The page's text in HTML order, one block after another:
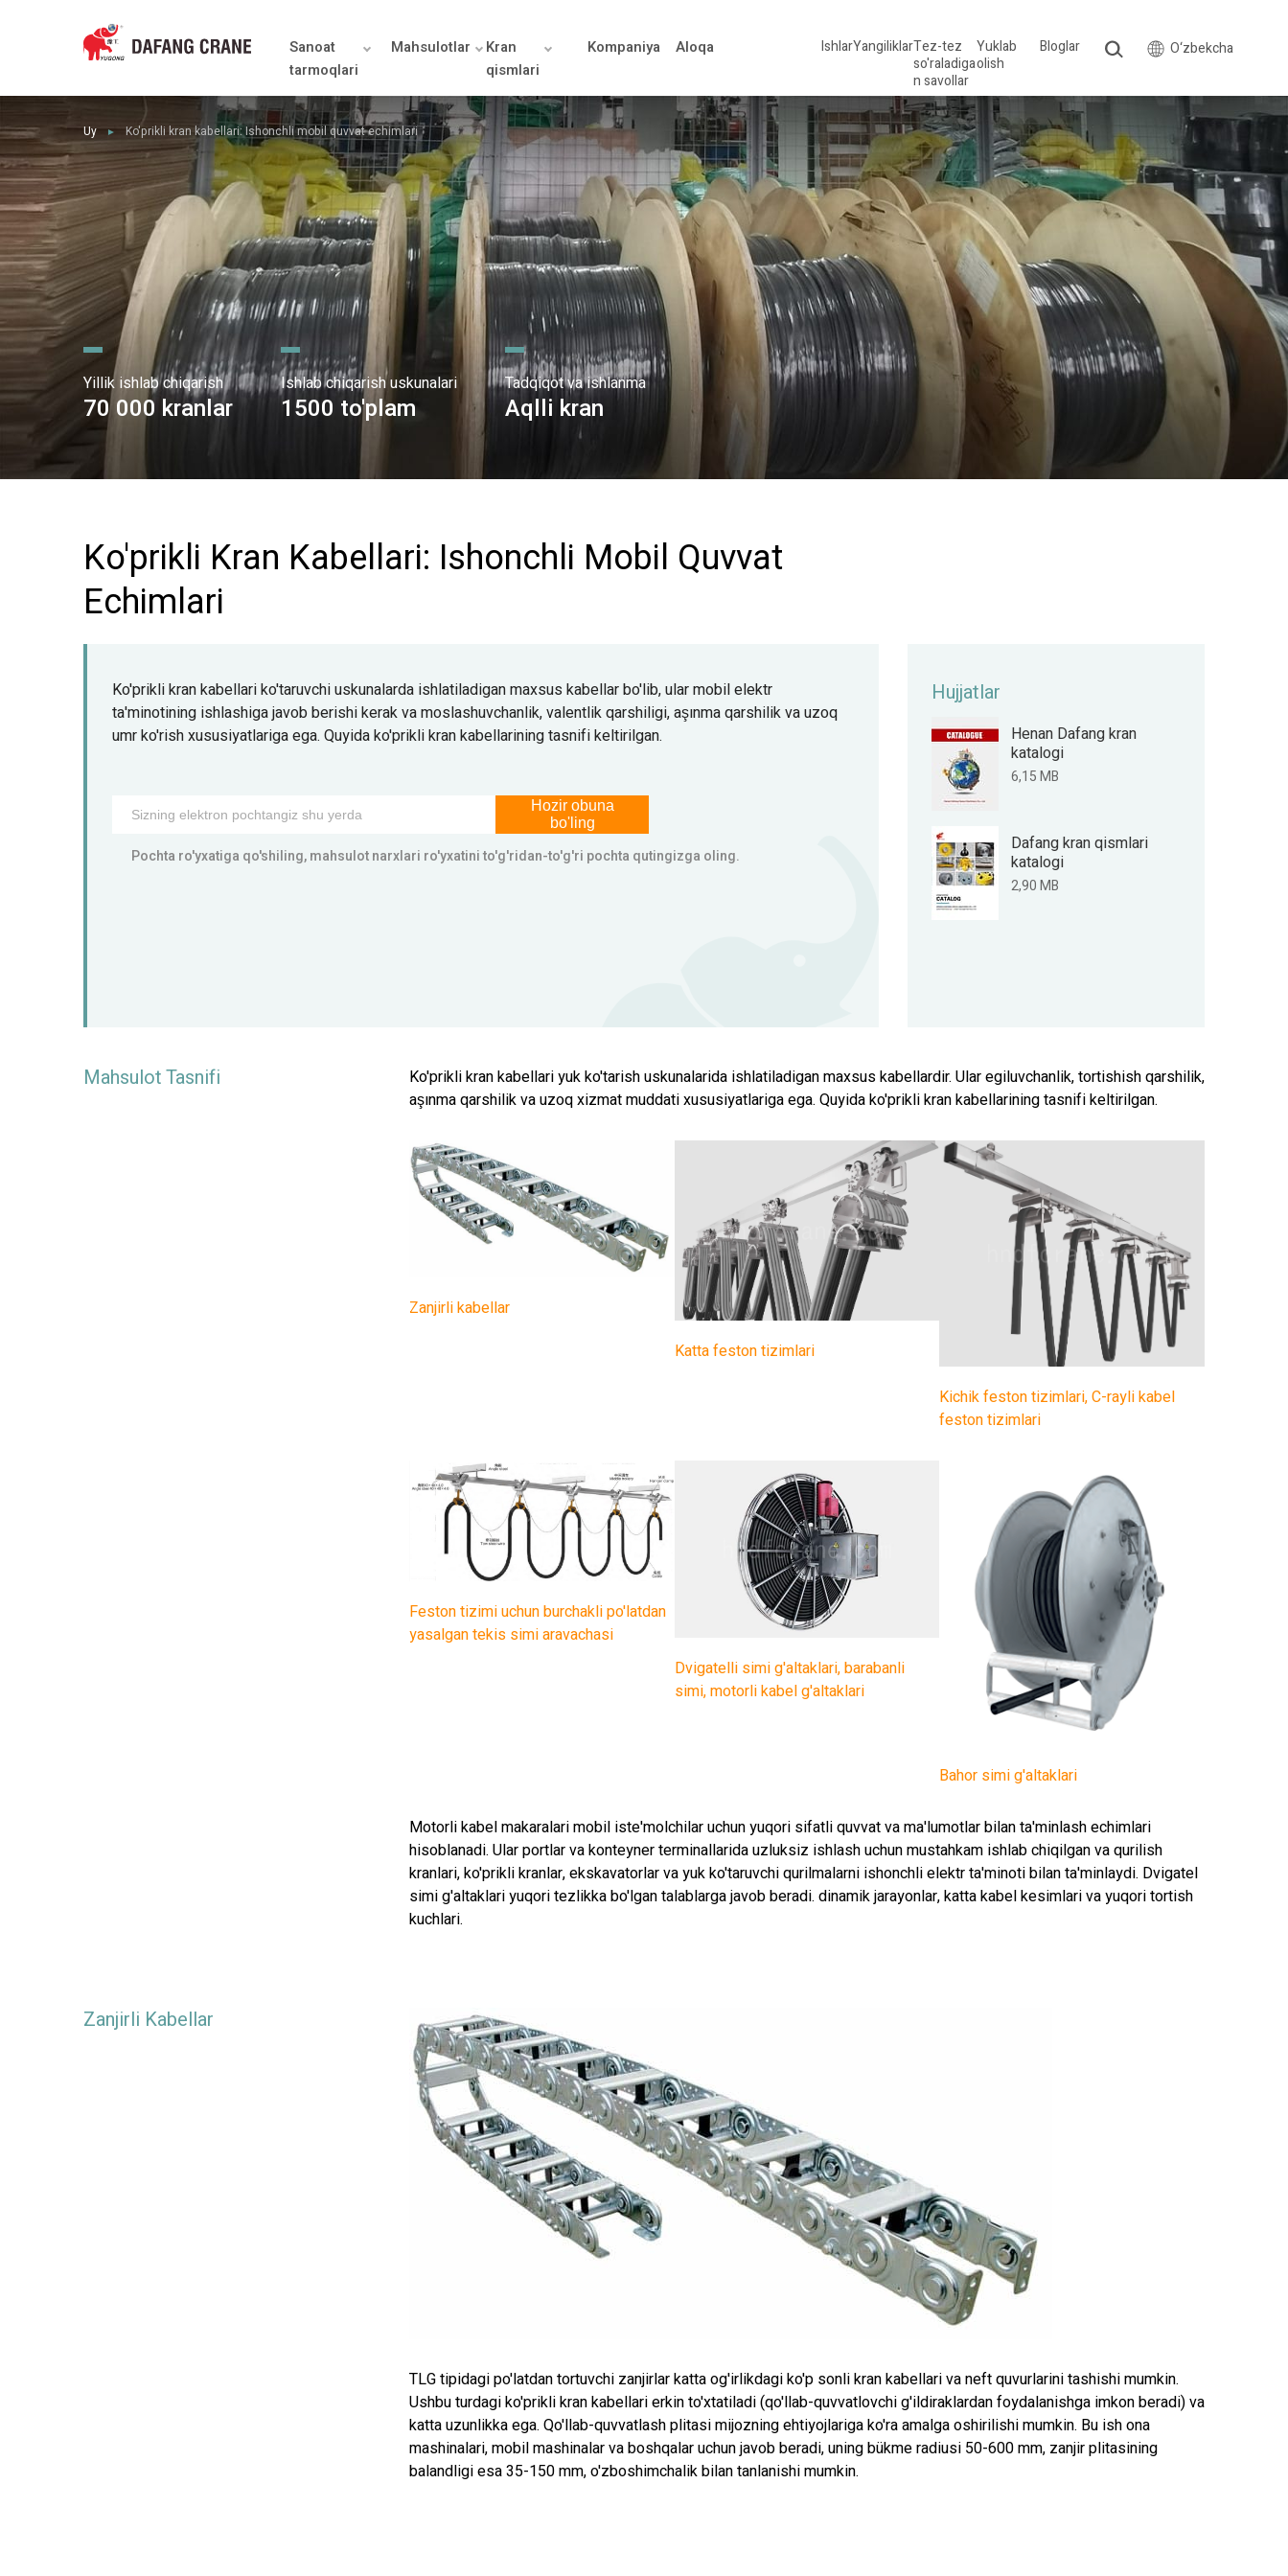
Sanoat
tarmoqlari
Mahsulotlar
Kran
qismlari
Kompaniya Aloqa IshlarYangiliklarTez-tez
so'raladiga
n savollar
Yuklab
olish
Bloglar O‘zbekcha
Uy ► Ko'prikli kran kabellari: Ishonchli mobil quvvat echimlari
Yillik ishlab chiqarish
70 000 kranlar
Ishlab chiqarish uskunalari
1500 to'plam
Tadqiqot va ishlanma
Aqlli kran
Ko'prikli Kran Kabellari: Ishonchli Mobil Quvvat
Echimlari
Ko'prikli kran kabellari ko'taruvchi uskunalarda ishlatiladigan maxsus kabellar bo'lib, ular mobil elektr
ta'minotining ishlashiga javob berishi kerak va moslashuvchanlik, valentlik qarshiligi, aşınma qarshilik va uzoq
umr ko'rish xususiyatlariga ega. Quyida ko'prikli kran kabellarining tasnifi keltirilgan.
Hozir obuna
bo'ling
Pochta ro'yxatiga qo'shiling, mahsulot narxlari ro'yxatini to'g'ridan-to'g'ri pochta qutingizga oling.
Hujjatlar
Henan Dafang kran
katalogi
6,15 MB
Dafang kran qismlari
katalogi
2,90 MB
Mahsulot Tasnifi
Ko'prikli kran kabellari yuk ko'tarish uskunalarida ishlatiladigan maxsus kabellardir. Ular egiluvchanlik, tortishish qarshilik,
aşınma qarshilik va uzoq xizmat muddati xususiyatlariga ega. Quyida ko'prikli kran kabellarining tasnifi keltirilgan.
Zanjirli kabellar
Katta feston tizimlari
Kichik feston tizimlari, C-rayli kabel
feston tizimlari
Feston tizimi uchun burchakli po'latdan
yasalgan tekis simi aravachasi
Dvigatelli simi g'altaklari, barabanli
simi, motorli kabel g'altaklari
Bahor simi g'altaklari
Motorli kabel makaralari mobil iste'molchilar uchun yuqori sifatli quvvat va ma'lumotlar bilan ta'minlash echimlari
hisoblanadi. Ular portlar va konteyner terminallarida uzluksiz ishlash uchun mustahkam ishlab chiqilgan va qurilish
kranlari, ko'prikli kranlar, ekskavatorlar va yuk ko'taruvchi qurilmalarni ishonchli elektr ta'minoti bilan ta'minlaydi. Dvigatel
simi g'altaklari yuqori tezlikka bo'lgan talablarga javob beradi. dinamik jarayonlar, katta kabel kesimlari va yuqori tortish
kuchlari.
Zanjirli Kabellar
TLG tipidagi po'latdan tortuvchi zanjirlar katta og'irlikdagi ko'p sonli kran kabellari va neft quvurlarini tashishi mumkin.
Ushbu turdagi ko'prikli kran kabellari erkin to'xtatiladi (qo'llab-quvvatlovchi g'ildiraklardan foydalanishga imkon beradi) va
katta uzunlikka ega. Qo'llab-quvvatlash plitasi mijozning ehtiyojlariga ko'ra amalga oshirilishi mumkin. Bu ish ona
mashinalari, mobil mashinalar va boshqalar uchun javob beradi, uning bükme radiusi 50-600 mm, zanjir plitasining
balandligi esa 35-150 mm, o'zboshimchalik bilan tanlanishi mumkin.